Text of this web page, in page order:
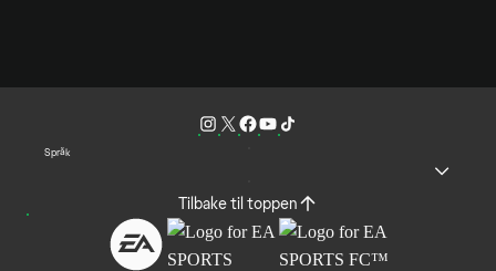
Språk
Tilbake til toppen